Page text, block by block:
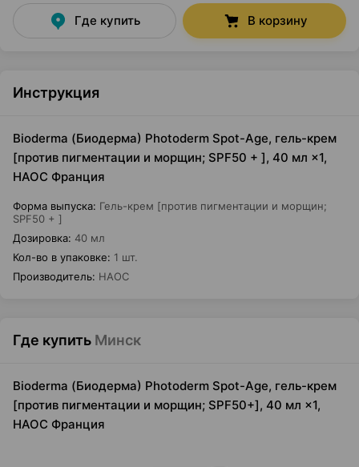
Где купить В корзину
Инструкция
Bioderma (Биодерма) Photoderm Spot-Age, гель-крем
[против пигментации и морщин; SPF50 + ], 40 мл ×1,
НАОС Франция
Форма выпуска: Гель-крем [против пигментации и морщин;
SPF50 + ]
Дозировка: 40 мл
Кол-во в упаковке: 1 шт.
Производитель: НАОС
Где купить Минск
Bioderma (Биодерма) Photoderm Spot-Age, гель-крем
[против пигментации и морщин; SPF50+], 40 мл ×1,
НАОС Франция